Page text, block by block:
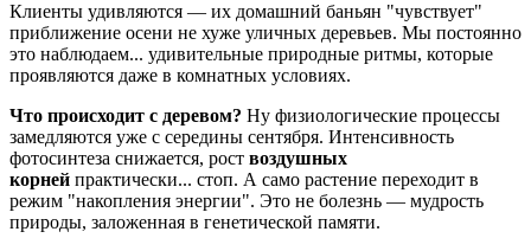
Клиенты удивляются — их домашний баньян "чувствует"
приближение осени не хуже уличных деревьев. Мы постоянно
это наблюдаем... удивительные природные ритмы, которые
проявляются даже в комнатных условиях.
Что происходит с деревом? Ну физиологические процессы
замедляются уже с середины сентября. Интенсивность
фотосинтеза снижается, рост воздушных
корней практически... стоп. А само растение переходит в
режим "накопления энергии". Это не болезнь — мудрость
природы, заложенная в генетической памяти.